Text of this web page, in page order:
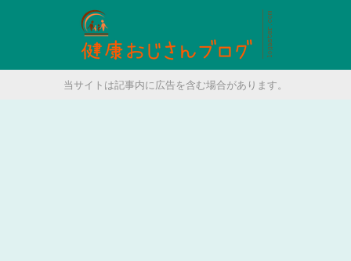
当サイトは記事内に広告を含む場合があります。